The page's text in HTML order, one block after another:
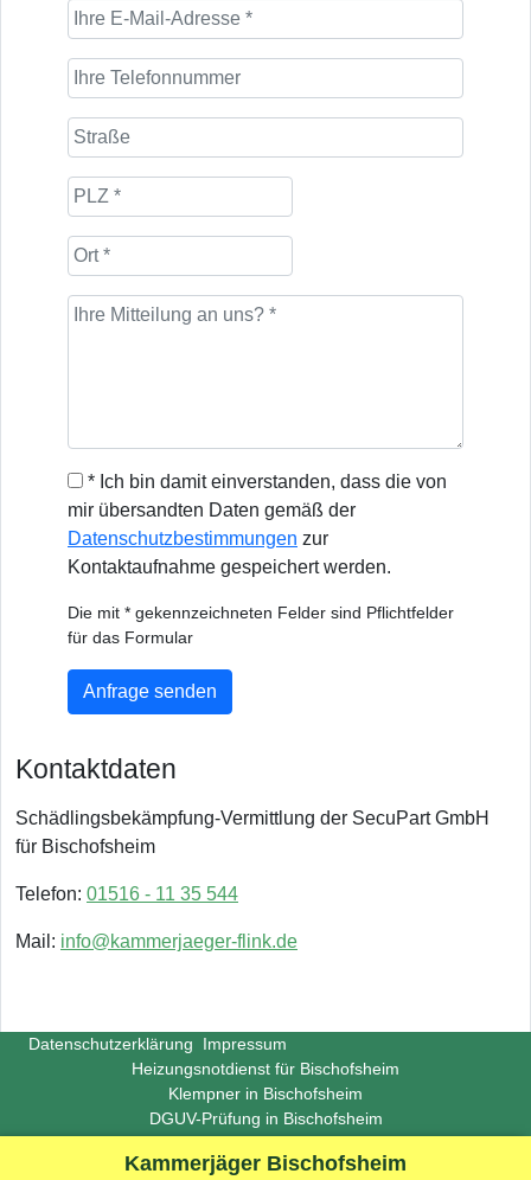
Kammerjäger Bischofsheim
* Ich bin damit einverstanden, dass die von
mir übersandten Daten gemäß der
Datenschutzbestimmungen zur
Kontaktaufnahme gespeichert werden.
Die mit * gekennzeichneten Felder sind Pflichtfelder
für das Formular
Anfrage senden
Kontaktdaten
Schädlingsbekämpfung-Vermittlung der SecuPart GmbH
für Bischofsheim
Telefon: 01516 - 11 35 544
Mail: info@kammerjaeger-flink.de
Datenschutzerklärung
Impressum
Heizungsnotdienst für Bischofsheim
Klempner in Bischofsheim
DGUV-Prüfung in Bischofsheim
(Last update 2026-06-29)